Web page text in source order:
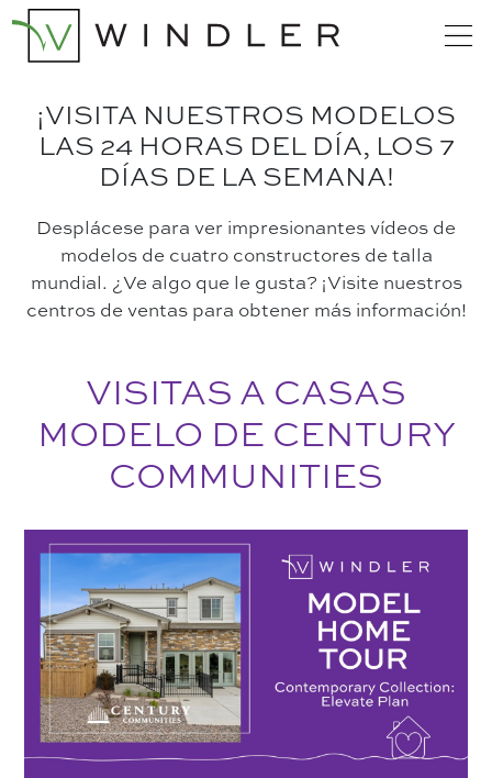
¡VISITA NUESTROS MODELOS
LAS 24 HORAS DEL DÍA, LOS 7
DÍAS DE LA SEMANA!
Desplácese para ver impresionantes vídeos de
modelos de cuatro constructores de talla
mundial. ¿Ve algo que le gusta? ¡Visite nuestros
centros de ventas para obtener más información!
VISITAS A CASAS
MODELO DE CENTURY
COMMUNITIES